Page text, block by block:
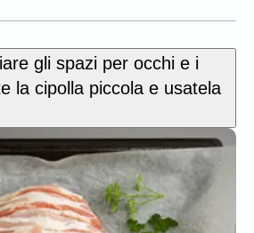
gli spazi per occhi e i
la cipolla piccola e usatela